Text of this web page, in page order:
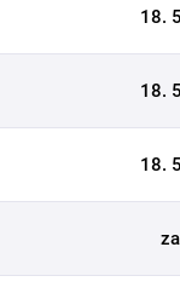
18.
18.
18.